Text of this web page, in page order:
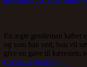
et
En ægte gentleman køber
og som han ved, hun vil
give en gave til kæresten,
Continue reading →